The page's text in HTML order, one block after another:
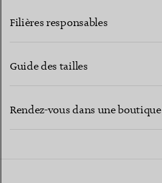
Filières responsables
Guide des tailles
Rendez-vous dans une boutique